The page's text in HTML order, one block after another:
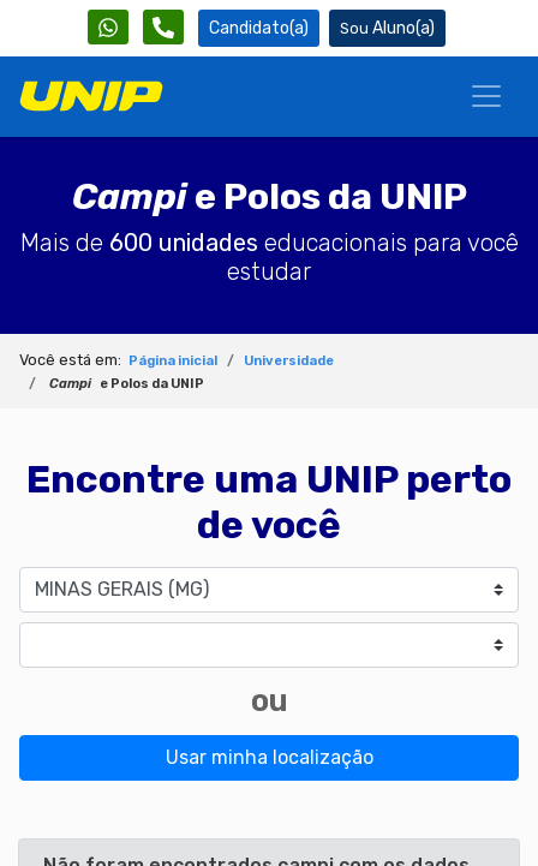
Candidato(a) Aluno(a)
Campie Polos da UNIP
Mais de 600 unidades educacionais para você
estudar
Você está em: Página inicial
Universidade
Campi
e Polos da UNIP
Encontre uma UNIP perto
de você
Estado
ou
Usar minha localização